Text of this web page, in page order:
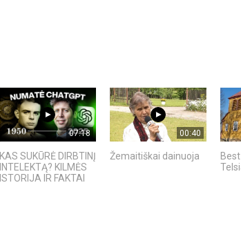
07:18
KAS SUKŪRĖ DIRBTINĮ
INTELEKTĄ? KILMĖS
ISTORIJA IR FAKTAI
00:40
Žemaitiškai dainuoja